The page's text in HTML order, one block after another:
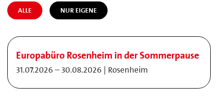
ALLE NUR EIGENE
Europabüro Rosenheim in der Sommerpause
31.07.2026 – 30.08.2026 | Rosenheim